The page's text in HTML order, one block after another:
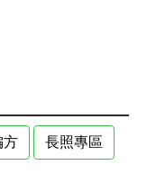
方 長照專區